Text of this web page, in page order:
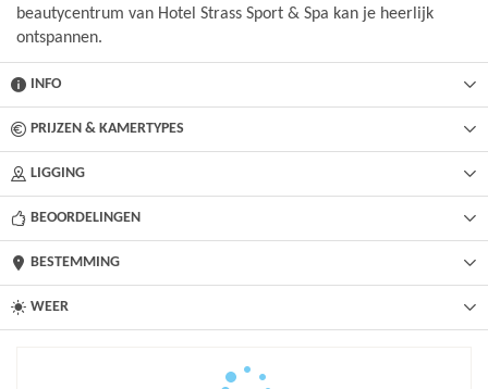
beautycentrum van Hotel Strass Sport & Spa kan je heerlijk
ontspannen.
INFO
PRIJZEN & KAMERTYPES
LIGGING
BEOORDELINGEN
BESTEMMING
WEER